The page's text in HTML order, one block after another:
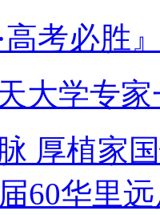
高考必胜
大学专
厚植家
60华里